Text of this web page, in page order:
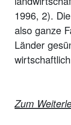
1996, 2).
also ganze
Länder
Zum